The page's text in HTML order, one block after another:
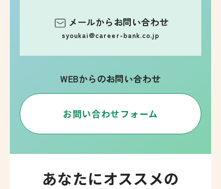
メールからお問い合わせ
syoukai@career-bank.co.jp
WEBからのお問い合わせ
お問い合わせフォーム
あなたにオススメの